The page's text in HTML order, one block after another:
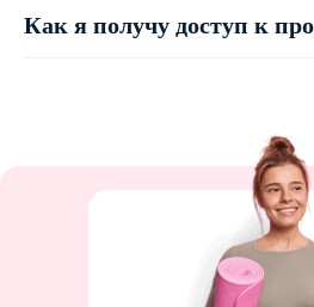
Как я получу доступ к